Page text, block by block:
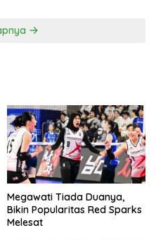
Megawati Tiada Duanya,
Bikin Popularitas Red Sparks
Melesat